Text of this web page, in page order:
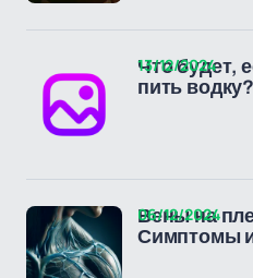
Что будет,
пить водку?
13/12/2024
Вены на
Симптомы
06/12/2024